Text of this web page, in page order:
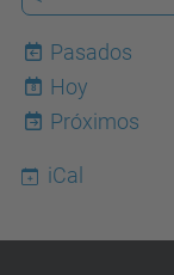
Pasados
8
Hoy
Próximos
iCal